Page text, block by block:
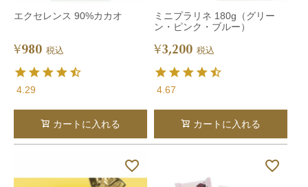
エクセレンス 90%カカオ
¥980 税込
4.29
カートに入れる
ミニプラリネ 180g（グリー
ン・ピンク・ブルー）
¥3,200 税込
4.67
カートに入れる